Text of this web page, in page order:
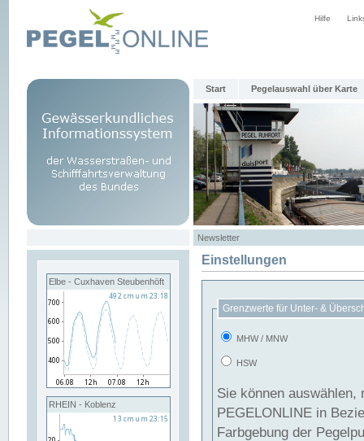
Hilfe
Start Pegelauswahl über Karte
Newsletter
Elbe - Cuxhaven Steubenhöft
RHEIN - Koblenz
Einstellungen
Grenzwerte für Unter- &
MHW / MNW
HSW
Sie können
PEGELONLINE in Beziehung
Farbgebung der